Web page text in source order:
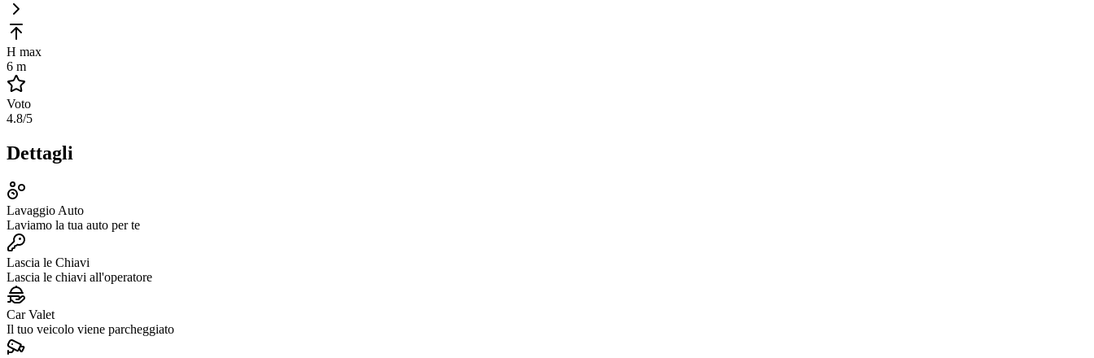
H max
6 m
Voto
4.8/5
Dettagli
Lavaggio Auto
Laviamo la tua auto per te
Lascia le Chiavi
Lascia le chiavi all'operatore
Car Valet
Il tuo veicolo viene parcheggiato